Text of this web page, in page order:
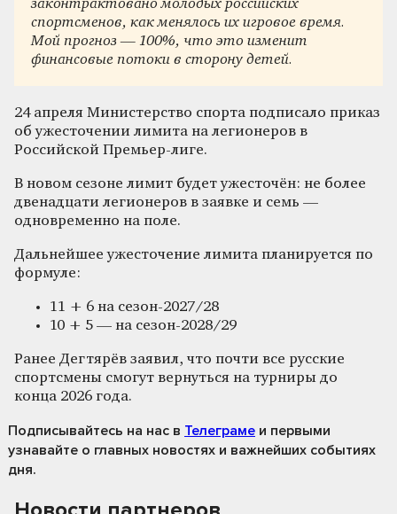
законтрактовано молодых российских
спортсменов, как менялось их игровое время.
Мой прогноз — 100%, что это изменит
финансовые потоки в сторону детей.
24 апреля Министерство спорта подписало приказ
об ужесточении лимита на легионеров в
Российской Премьер-лиге.
В новом сезоне лимит будет ужесточён: не более
двенадцати легионеров в заявке и семь —
одновременно на поле.
Дальнейшее ужесточение лимита планируется по
формуле:
11 + 6 на сезон-2027/28
10 + 5 — на сезон-2028/29
Ранее Дегтярёв заявил, что почти все русские
спортсмены смогут вернуться на турниры до
конца 2026 года.
Подписывайтесь на нас в Телеграме и первыми
узнавайте о главных новостях и важнейших событиях
дня.